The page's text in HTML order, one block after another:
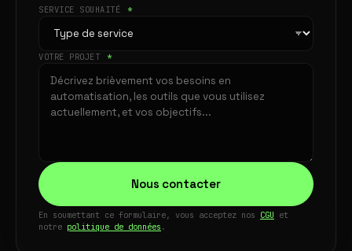
SERVICE SOUHAITÉ *
VOTRE PROJET *
Nous contacter
En soumettant ce formulaire, vous acceptez nos CGU et
notre politique de données .